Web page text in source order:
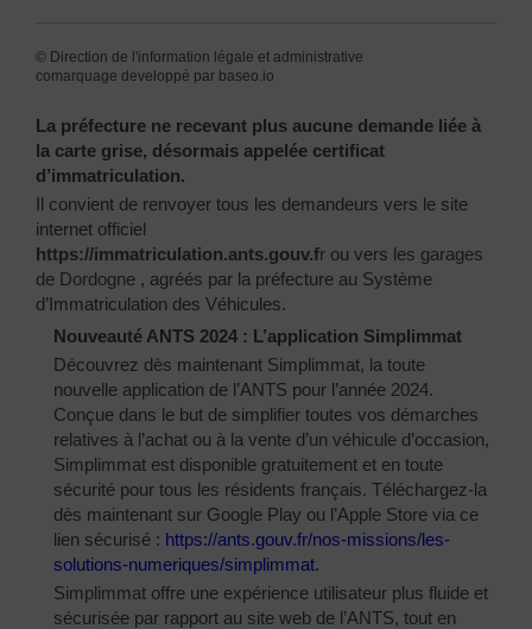
© Direction de l'information légale et administrative
comarquage developpé par baseo.io
La préfecture ne recevant plus aucune demande liée à
la carte grise, désormais appelée certificat
d’immatriculation.
Il convient de renvoyer tous les demandeurs vers le site
internet officiel
https://immatriculation.ants.gouv.fr ou vers les garages
de Dordogne , agréés par la préfecture au Système
d’Immatriculation des Véhicules.
Nouveauté ANTS 2024 : L’application Simplimmat
Découvrez dès maintenant Simplimmat, la toute
nouvelle application de l’ANTS pour l’année 2024.
Conçue dans le but de simplifier toutes vos démarches
relatives à l’achat ou à la vente d’un véhicule d’occasion,
Simplimmat est disponible gratuitement et en toute
sécurité pour tous les résidents français. Téléchargez-la
dès maintenant sur Google Play ou l’Apple Store via ce
lien sécurisé : https://ants.gouv.fr/nos-missions/les-
solutions-numeriques/simplimmat.
Simplimmat offre une expérience utilisateur plus fluide et
sécurisée par rapport au site web de l’ANTS, tout en